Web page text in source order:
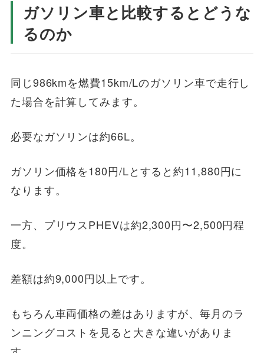
ガソリン車と比較するとどうな
るのか
同じ986kmを燃費15km/Lのガソリン車で走行し
た場合を計算してみます。
必要なガソリンは約66L。
ガソリン価格を180円/Lとすると約11,880円に
なります。
一方、プリウスPHEVは約2,300円〜2,500円程
度。
差額は約9,000円以上です。
もちろん車両価格の差はありますが、毎月のラ
ンニングコストを見ると大きな違いがありま